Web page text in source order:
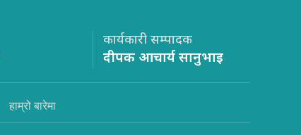
कार्यकारी सम्पादक
दीपक आचार्य सानुभाइ
हाम्रो बारेमा